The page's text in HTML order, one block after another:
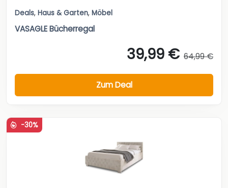
Deals, Haus & Garten, Möbel
VASAGLE Bücherregal
39,99 € 64,99 €
Zum Deal
-30%